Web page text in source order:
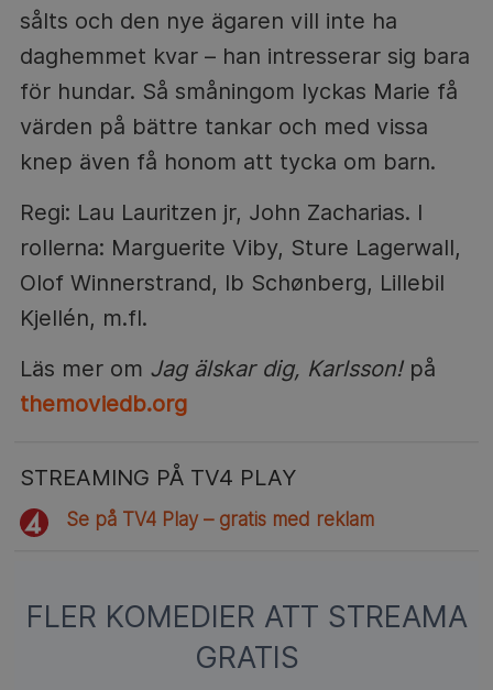
sålts och den nye ägaren vill inte ha
daghemmet kvar – han intresserar sig bara
för hundar. Så småningom lyckas Marie få
värden på bättre tankar och med vissa
knep även få honom att tycka om barn.
Regi: Lau Lauritzen jr, John Zacharias. I
rollerna: Marguerite Viby, Sture Lagerwall,
Olof Winnerstrand, Ib Schønberg, Lillebil
Kjellén, m.fl.
Läs mer om Jag älskar dig, Karlsson!på
themoviedb.org
STREAMING PÅ TV4 PLAY
Se på TV4 Play – gratis med reklam
FLER KOMEDIER ATT STREAMA
GRATIS